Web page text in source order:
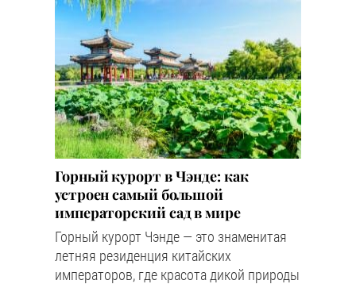
Горный курорт в Чэнде: как
устроен самый большой
императорский сад в мире
Горный курорт Чэнде — это знаменитая
летняя резиденция китайских
императоров, где красота дикой природы